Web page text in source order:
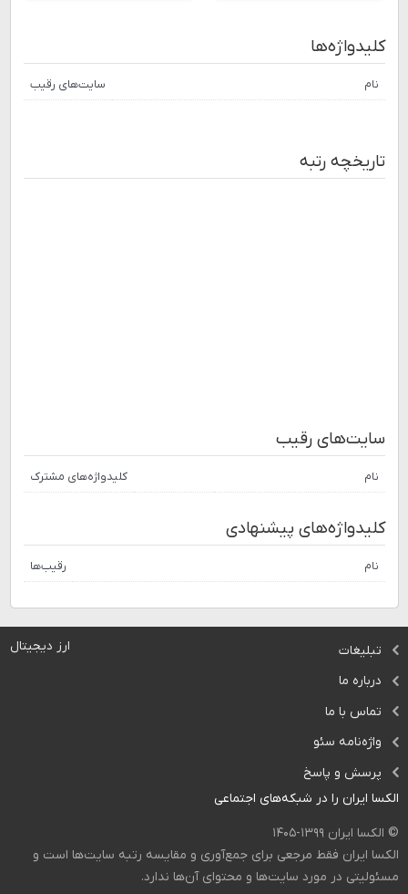
کلیدواژه‌ها
نام سایت‌های رقیب
تاریخچه رتبه
سایت‌های رقیب
نام کلیدواژه‌های مشترک
کلیدواژه‌های پیشنهادی
نام رقیب‌ها
ارز دیجیتال
تبلیغات
درباره ما
تماس با ما
واژه‌نامه سئو
پرسش و پاسخ
الکسا ایران را در شبکه‌های اجتماعی
© الکسا ایران ۱۳۹۹-۱۴۰۵
الکسا ایران فقط مرجعی برای جمع‌آوری و مقایسه رتبه سایت‌ها است و
مسئولیتی در مورد سایت‌ها و محتوای آن‌ها ندارد.